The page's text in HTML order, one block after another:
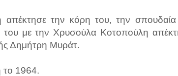
την κόρη του, την σπουδαία
με την Χρυσούλα Κοτοπούλη
Δημήτρη Μυράτ.
1964.